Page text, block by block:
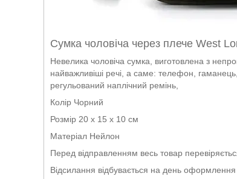
Сумка чоловіча через плече West
Невелика чоловіча сумка, виготовлена з
найважливіші речі, а саме: телефон,
регульований наплічний ремінь,
Колір Чорний
Розмір 20 х 15 х 10 см
Матеріал Нейлон
Перед відправленням весь товар
Відсилання відбувається на день